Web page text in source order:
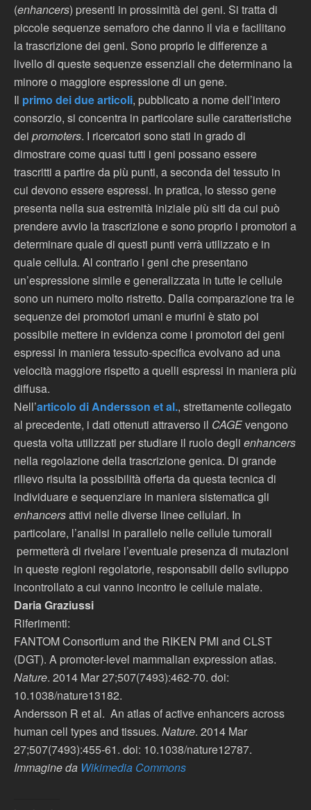
(enhancers) presenti in prossimità dei geni. Si tratta di
piccole sequenze semaforo che danno il via e facilitano
la trascrizione dei geni. Sono proprio le differenze a
livello di queste sequenze essenziali che determinano la
minore o maggiore espressione di un gene.
Il primo dei due articoli, pubblicato a nome dell’intero
consorzio, si concentra in particolare sulle caratteristiche
dei promoters. I ricercatori sono stati in grado di
dimostrare come quasi tutti i geni possano essere
trascritti a partire da più punti, a seconda del tessuto in
cui devono essere espressi. In pratica, lo stesso gene
presenta nella sua estremità iniziale più siti da cui può
prendere avvio la trascrizione e sono proprio i promotori a
determinare quale di questi punti verrà utilizzato e in
quale cellula. Al contrario i geni che presentano
un’espressione simile e generalizzata in tutte le cellule
sono un numero molto ristretto. Dalla comparazione tra le
sequenze dei promotori umani e murini è stato poi
possibile mettere in evidenza come i promotori dei geni
espressi in maniera tessuto-specifica evolvano ad una
velocità maggiore rispetto a quelli espressi in maniera più
diffusa.
Nell’articolo di Andersson et al., strettamente collegato
al precedente, i dati ottenuti attraverso il CAGEvengono
questa volta utilizzati per studiare il ruolo degli enhancers
nella regolazione della trascrizione genica. Di grande
rilievo risulta la possibilità offerta da questa tecnica di
individuare e sequenziare in maniera sistematica gli
enhancersattivi nelle diverse linee cellulari. In
particolare, l’analisi in parallelo nelle cellule tumorali
permetterà di rivelare l’eventuale presenza di mutazioni
in queste regioni regolatorie, responsabili dello sviluppo
incontrollato a cui vanno incontro le cellule malate.
Daria Graziussi
Riferimenti:
FANTOM Consortium and the RIKEN PMI and CLST
(DGT). A promoter-level mammalian expression atlas.
Nature. 2014 Mar 27;507(7493):462-70. doi:
10.1038/nature13182.
Andersson R et al. An atlas of active enhancers across
human cell types and tissues. Nature. 2014 Mar
27;507(7493):455-61. doi: 10.1038/nature12787.
Immagine da Wikimedia Commons